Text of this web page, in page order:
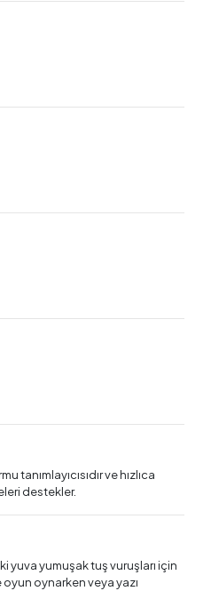
ve hızlıca
destekler.
yuva yumuşak tuş vuruşları için
oyun oynarken veya yazı